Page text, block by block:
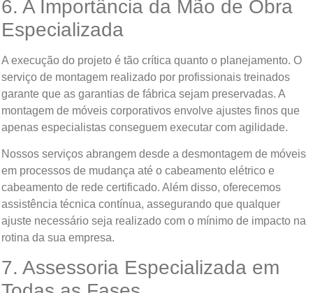
6. A Importância da Mão de Obra
Especializada
A execução do projeto é tão crítica quanto o planejamento. O
serviço de montagem realizado por profissionais treinados
garante que as garantias de fábrica sejam preservadas. A
montagem de móveis corporativos envolve ajustes finos que
apenas especialistas conseguem executar com agilidade.
Nossos serviços abrangem desde a desmontagem de móveis
em processos de mudança até o cabeamento elétrico e
cabeamento de rede certificado. Além disso, oferecemos
assistência técnica contínua, assegurando que qualquer
ajuste necessário seja realizado com o mínimo de impacto na
rotina da sua empresa.
7. Assessoria Especializada em